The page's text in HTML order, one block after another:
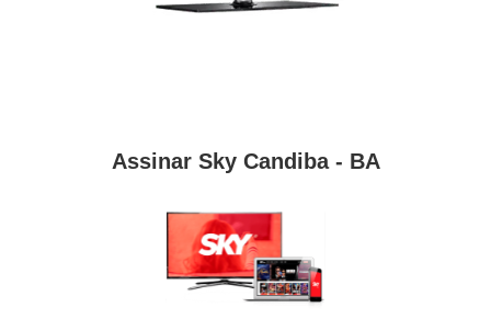
Assinar Sky Candiba - BA